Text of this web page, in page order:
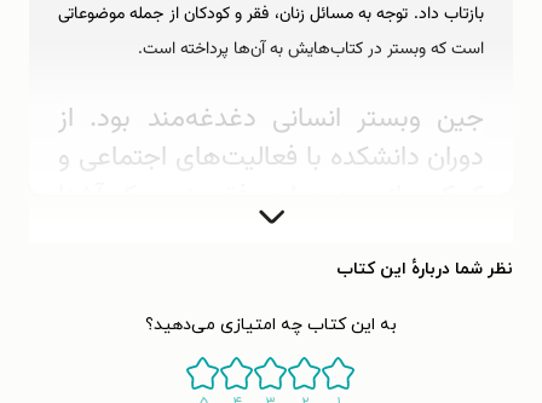
بازتاب داد. توجه به مسائل زنان، فقر و کودکان از جمله موضوعاتی
است که وبستر در کتاب‌هایش به آن‌ها پرداخته است.
جین وبستر انسانی دغدغه‌مند بود. از
دوران دانشکده با فعالیت‌های اجتماعی و
شد و فعالیت‌هایش را تا پایان عمر ادامه
داد. او همچنین با وجود تمام
محدودیت‌هایی که در آن روزگار برای زنان
وجود داشت، از نظر سیاسی فعال بود. در
کتاب‌هایش هم می‌توان بازتابی از افکار،
نظر شما دربارهٔ این کتاب
به این کتاب چه امتیازی می‌دهید؟